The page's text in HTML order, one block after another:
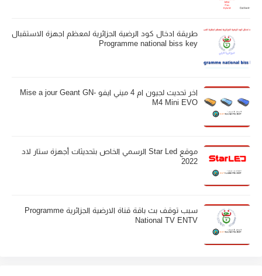
طريقة ادخال كود الرضية الجزائرية لمعظم اجهزة الاستقبال
Programme national biss key
اخر تحديث لجيون ام 4 ميني ايفو Mise a jour Geant GN-
M4 Mini EVO
موقع Star Led الرسمي الخاص بتحديثات أجهزة ستار لاد
2022
سبب توقف بث باقة قناة الارضية الجزائرية Programme
National TV ENTV